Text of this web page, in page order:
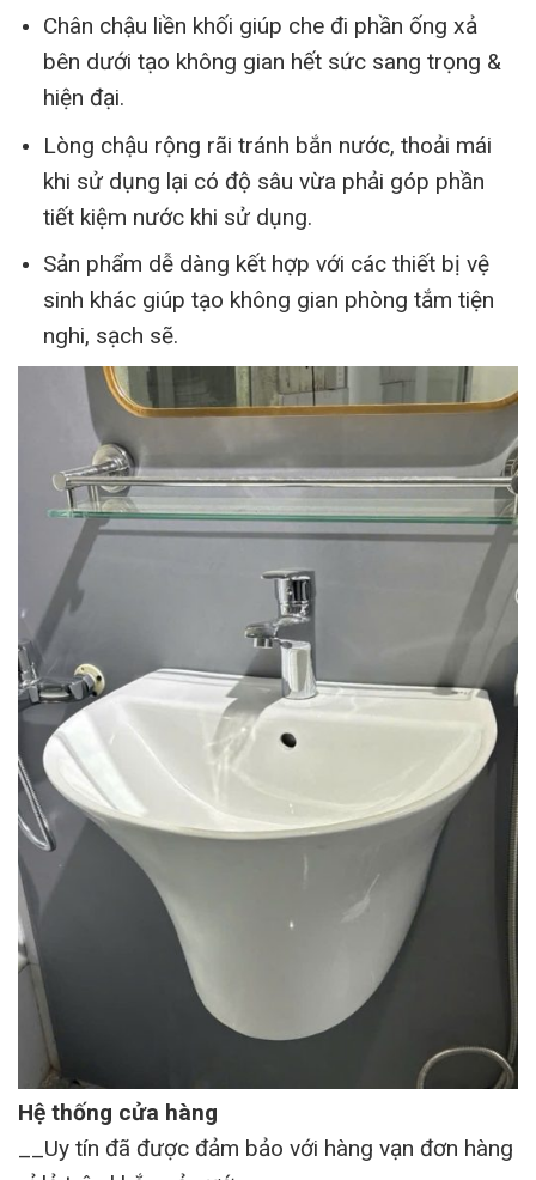
Chân chậu liền khối giúp che đi phần ống xả
bên dưới tạo không gian hết sức sang trọng &
hiện đại.
Lòng chậu rộng rãi tránh bắn nước, thoải mái
khi sử dụng lại có độ sâu vừa phải góp phần
tiết kiệm nước khi sử dụng.
Sản phẩm dễ dàng kết hợp với các thiết bị vệ
sinh khác giúp tạo không gian phòng tắm tiện
nghi, sạch sẽ.
Hệ thống cửa hàng
__Uy tín đã được đảm bảo với hàng vạn đơn hàng